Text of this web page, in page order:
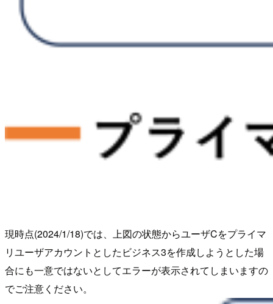
現時点(2024/1/18)では、上図の状態からユーザCをプライマ
リユーザアカウントとしたビジネス3を作成しようとした場
合にも一意ではないとしてエラーが表示されてしまいますの
でご注意ください。